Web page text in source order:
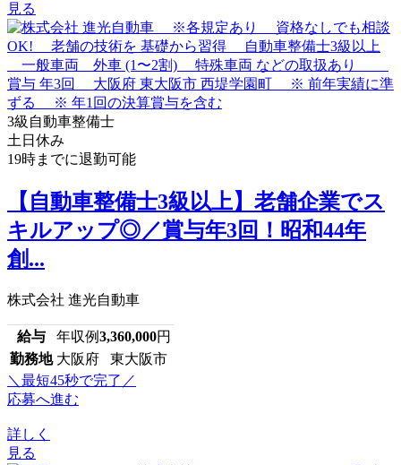
見る
3級自動車整備士
土日休み
19時までに退勤可能
【自動車整備士3級以上】老舗企業でス
キルアップ◎／賞与年3回！昭和44年
創...
株式会社 進光自動車
給与 年収例3,360,000円
勤務地 大阪府 東大阪市
＼最短45秒で完了／
応募へ進む
詳しく
見る